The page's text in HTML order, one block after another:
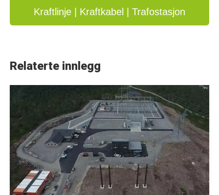
Kraftlinje | Kraftkabel | Trafostasjon
Relaterte innlegg